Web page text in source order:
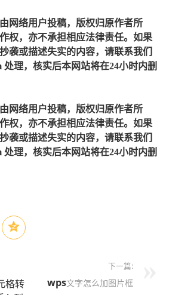
网络用户投稿，版权归原作者所
权，亦不承担相应法律责任。如果
袭或描述失实的内容，请联系我们
处理，核实后本网站将在24小时内删
网络用户投稿，版权归原作者所
权，亦不承担相应法律责任。如果
袭或描述失实的内容，请联系我们
处理，核实后本网站将在24小时内删
格转
下一篇:
wps文字怎么加图片框